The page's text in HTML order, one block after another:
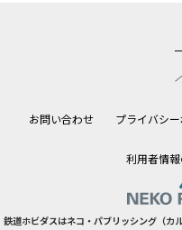
お問い合わせ プライバシ
利用者情
鉄道ホビダスはネコ・パブリッシング（カ